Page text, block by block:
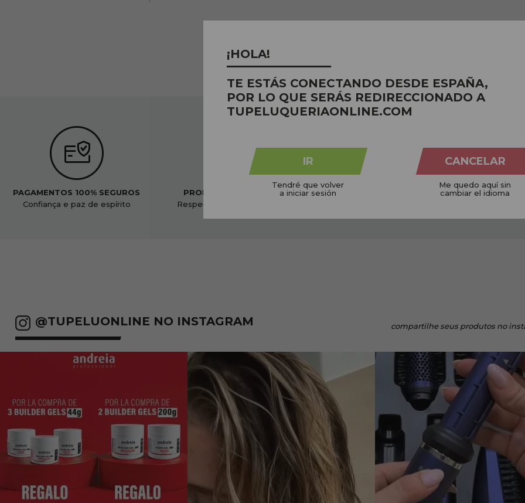
PAGAMENTOS 100% SEGUROS
Confiança e paz de espírito
PRODUTOS ORGÂNICOS
Respeitoso ao nosso planeta
@TUPELUONLINE NO INSTAGRAM compartilheseus produtos no
¡HOLA!
TE ESTÁS CONECTANDO DESDE ESPAÑA,
POR LO QUE SERÁS REDIRECCIONADO A
TUPELUQUERIAONLINE.COM
IR
Tendré que volver
a iniciar sesión
CANCELAR
Me quedo aquí sin
cambiar el idioma